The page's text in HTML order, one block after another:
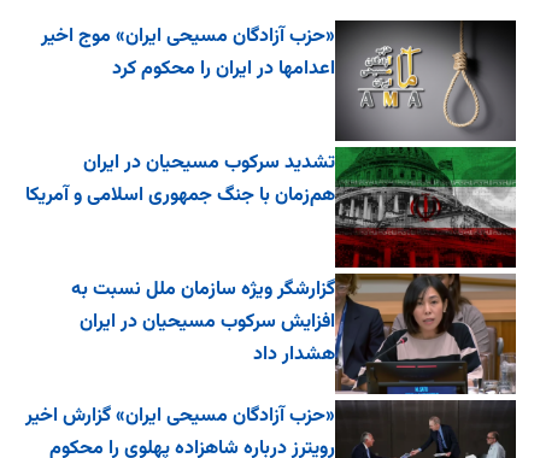
«حزب آزادگان مسیحی ایران» موج اخیر
اعدامها در ایران را محکوم کرد
تشدید سرکوب مسیحیان در ایران
هم‌زمان با جنگ جمهوری اسلامی و آمریکا
گزارشگر ویژه سازمان ملل نسبت به
افزایش سرکوب مسیحیان در ایران
هشدار داد
«حزب آزادگان مسیحی ایران» گزارش اخیر
رویترز درباره شاهزاده پهلوی را محکوم